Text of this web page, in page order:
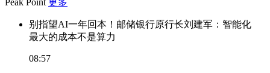
别指望AI一年回本！邮储银行原行长刘建军：智能化
最大的成本不是算力
08:57